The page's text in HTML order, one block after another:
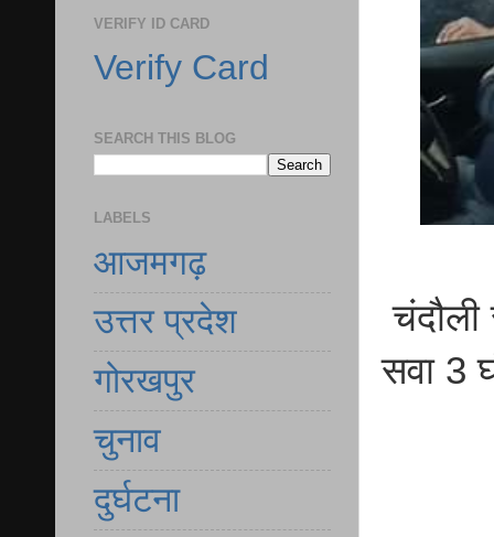
सवा 3
VERIFY ID CARD
Verify Card
SEARCH THIS BLOG
LABELS
आजमगढ़
उत्तर प्रदेश
गोरखपुर
चुनाव
दुर्घटना